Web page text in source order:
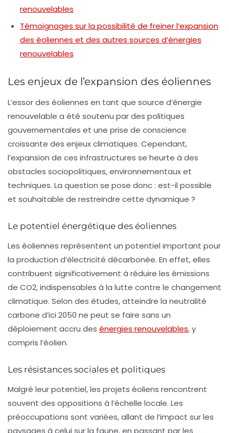
renouvelables
Témoignages sur la possibilité de freiner l’expansion
des éoliennes et des autres sources d’énergies
renouvelables
Les enjeux de l’expansion des éoliennes
L’essor des éoliennes en tant que source d’énergie
renouvelable a été soutenu par des politiques
gouvernementales et une prise de conscience
croissante des enjeux climatiques. Cependant,
l’expansion de ces infrastructures se heurte à des
obstacles sociopolitiques, environnementaux et
techniques. La question se pose donc : est-il possible
et souhaitable de restreindre cette dynamique ?
Le potentiel énergétique des éoliennes
Les éoliennes représentent un potentiel important pour
la production d’électricité décarbonée. En effet, elles
contribuent significativement à réduire les émissions
de CO2, indispensables à la lutte contre le changement
climatique. Selon des études, atteindre la neutralité
carbone d’ici 2050 ne peut se faire sans un
déploiement accru des énergies renouvelables, y
compris l’éolien.
Les résistances sociales et politiques
Malgré leur potentiel, les projets éoliens rencontrent
souvent des oppositions à l’échelle locale. Les
préoccupations sont variées, allant de l’impact sur les
paysages à celui sur la faune, en passant par les